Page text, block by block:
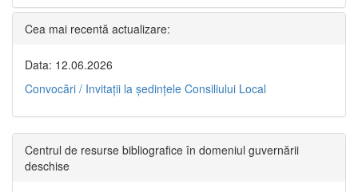
Cea mai recentă actualizare:
Data: 12.06.2026
Convocări / Invitaţii la şedinţele Consiliului Local
Centrul de resurse bibliografice în domeniul guvernării
deschise